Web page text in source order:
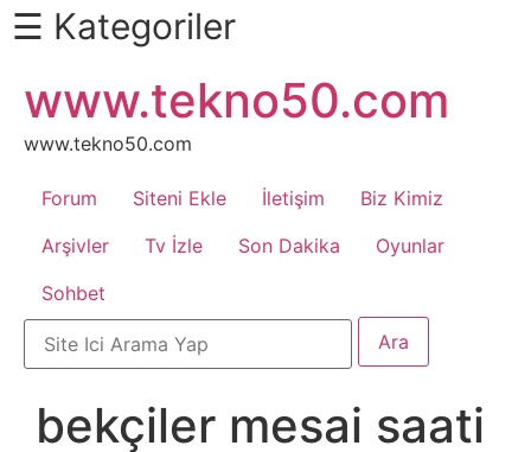
Daha
Fazlası
İçin
Kaydır
Android
Apk
Arabalar
Bankacılık
☰ Kategoriler
atla
www.tekno50.com
www.tekno50.com
Forum Siteni Ekle İletişim
Biz Kimiz
Arşivler
Tv İzle Son Dakika
Oyunlar
Sohbet
bekçiler mesai saati